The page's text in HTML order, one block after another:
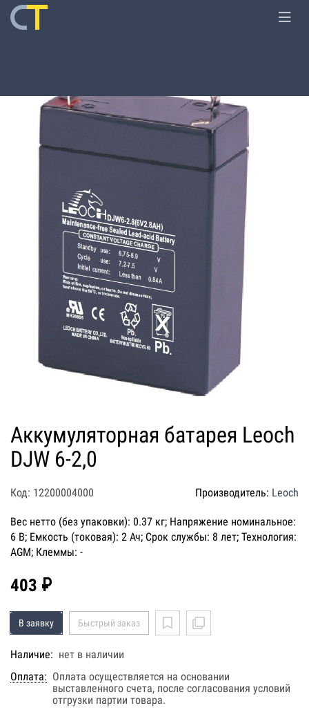
Аккумуляторная батарея Leoch
DJW 6-2,0
Код: 12200004000 Производитель: Leoch
Вес нетто (без упаковки): 0.37 кг; Напряжение номинальное:
6 В; Емкость (токовая): 2 Ач; Срок службы: 8 лет; Технология:
AGM; Клеммы: -
403 ₽
В заявку Быстрый заказ
Наличие: нет в наличии
Оплата: Оплата осуществляется на основании
выставленного счета, после согласования условий
отгрузки партии товара.